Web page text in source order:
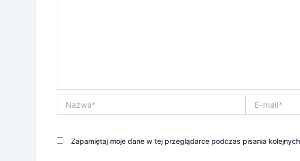
mail*
Zapamiętaj moje dane w tej przeglądarce podczas pisania